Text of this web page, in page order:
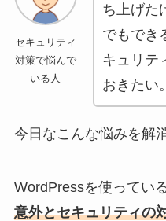
セキュリティ
対策で悩んで
いる人
ち上げた
でもでき
キュリテ
おきたい。
今日なこんな悩みを解
WordPressを使ってい
意外とセキュリティの